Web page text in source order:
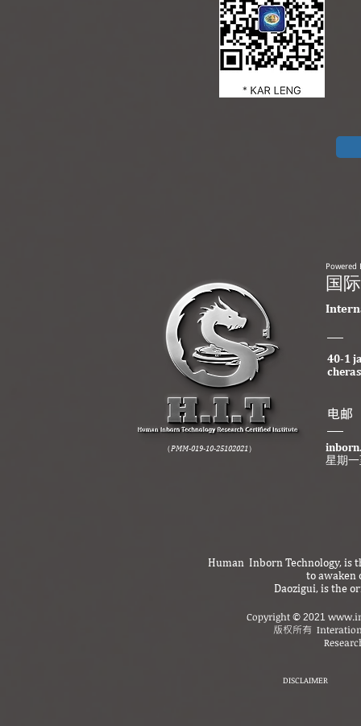
（PMM-019-10-25102021）
Powered
国
40-1
​电邮
星期
Human Inborn Technology, is
to awaken
Daozigui, is the
Copyright © 2021
版权所有
DISCLAIMER